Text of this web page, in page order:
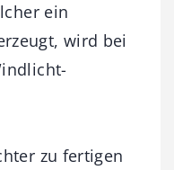
ein
wird bei
zu fertigen